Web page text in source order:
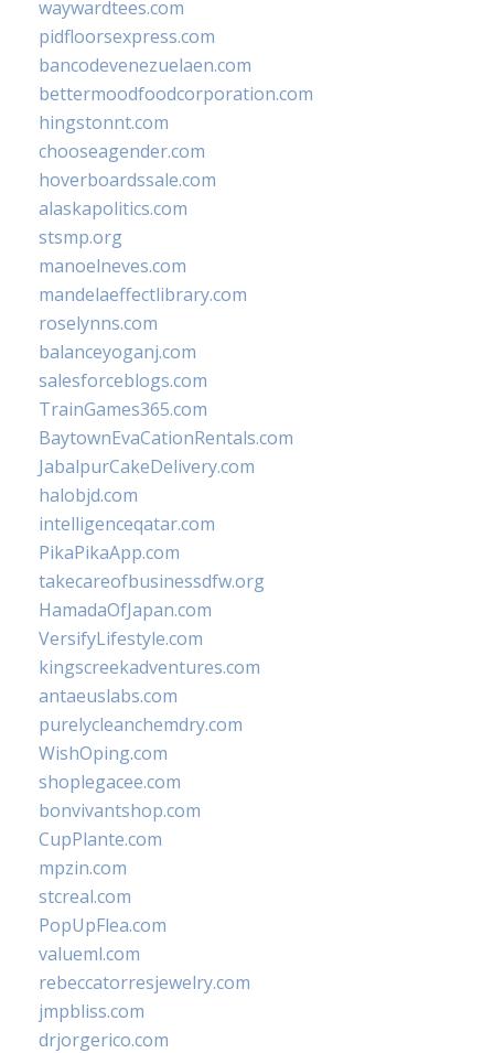
waywardtees.com
pidfloorsexpress.com
bancodevenezuelaen.com
bettermoodfoodcorporation.com
hingstonnt.com
chooseagender.com
hoverboardssale.com
alaskapolitics.com
stsmp.org
manoelneves.com
mandelaeffectlibrary.com
roselynns.com
balanceyoganj.com
salesforceblogs.com
TrainGames365.com
BaytownEvaCationRentals.com
JabalpurCakeDelivery.com
halobjd.com
intelligenceqatar.com
PikaPikaApp.com
takecareofbusinessdfw.org
HamadaOfJapan.com
VersifyLifestyle.com
kingscreekadventures.com
antaeuslabs.com
purelycleanchemdry.com
WishOping.com
shoplegacee.com
bonvivantshop.com
CupPlante.com
mpzin.com
stcreal.com
PopUpFlea.com
valueml.com
rebeccatorresjewelry.com
jmpbliss.com
drjorgerico.com